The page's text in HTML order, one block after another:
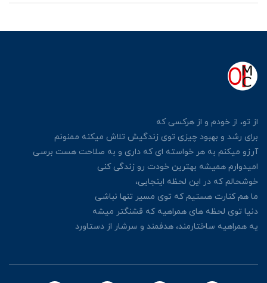
از تو، از خودم و از هرکسیکه
برای رشد و بهبود چیزی توی زندگیش تلاش میکنه ممنونم
آرزو میکنم به هر خواسته ای که داری و به صلاحت هست برسی
امیدوارم همیشه بهترین خودت رو زندگی کنی
خوشحالم که در این لحظه اینجایی،
ما هم کنارت هستیم که توی مسیر تنها نباشی
دنیا توی لحظه های همراهیه که قشنگتر میشه
یه همراهیه ساختارمند، هدفمند و سرشار از دستاورد